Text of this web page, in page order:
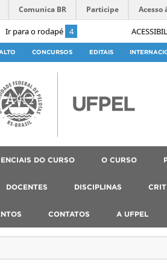
Ir para o rodapé 4
Comunica BR Participe Acesso
CONCURSOS EDITAIS
DO CURSO O CURSO
DOCENTES DISCIPLINAS
CONTATOS A UFPEL